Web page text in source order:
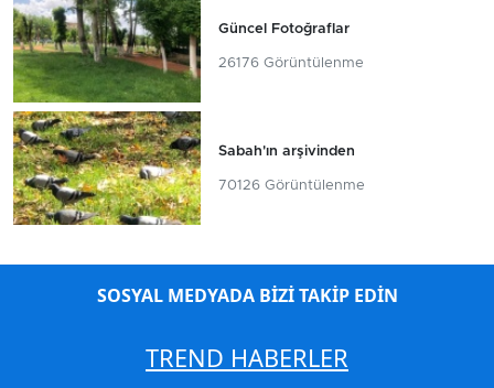
Güncel Fotoğraflar
26176 Görüntülenme
Sabah'ın arşivinden
70126 Görüntülenme
SOSYAL MEDYADA BİZİ TAKİP EDİN
TREND HABERLER